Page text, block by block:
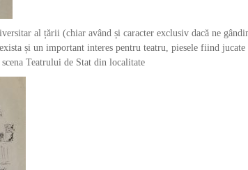
al țării (chiar având și caracter exclusiv dacă ne
și un important interes pentru teatru, piesele fiind
Teatrului de Stat din localitate